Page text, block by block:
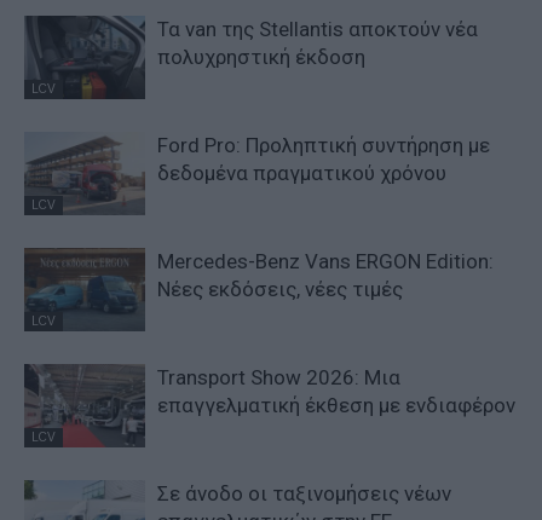
LCV
Τα van της Stellantis αποκτούν νέα
πολυχρηστική έκδοση
LCV
Ford Pro: Προληπτική συντήρηση με
δεδομένα πραγματικού χρόνου
LCV
Mercedes-Benz Vans ERGON Edition:
Νέες εκδόσεις, νέες τιμές
LCV
Transport Show 2026: Μια
επαγγελματική έκθεση με ενδιαφέρον
Σε άνοδο οι ταξινομήσεις νέων